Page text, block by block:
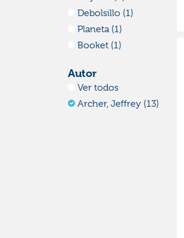
Debolsillo (1)
Planeta (1)
Booket (1)
Autor
Ver todos
Archer, Jeffrey (13)